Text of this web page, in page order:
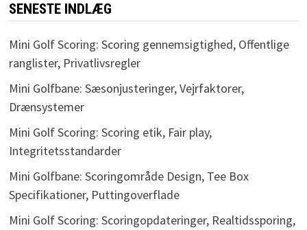
SENESTE INDLÆG
Mini Golf Scoring: Scoring gennemsigtighed, Offentlige
ranglister, Privatlivsregler
Mini Golfbane: Sæsonjusteringer, Vejrfaktorer,
Drænsystemer
Mini Golf Scoring: Scoring etik, Fair play,
Integritetsstandarder
Mini Golfbane: Scoringområde Design, Tee Box
Specifikationer, Puttingoverflade
Mini Golf Scoring: Scoringopdateringer, Realtidssporing,